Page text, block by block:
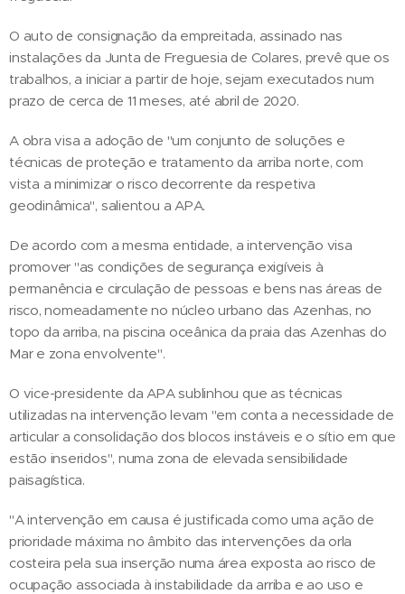
O auto de consignação da empreitada, assinado nas
instalações da Junta de Freguesia de Colares, prevê que os
trabalhos, a iniciar a partir de hoje, sejam executados num
prazo de cerca de 11 meses, até abril de 2020.
A obra visa a adoção de "um conjunto de soluções e
técnicas de proteção e tratamento da arriba norte, com
vista a minimizar o risco decorrente da respetiva
geodinâmica", salientou a APA.
De acordo com a mesma entidade, a intervenção visa
promover "as condições de segurança exigíveis à
permanência e circulação de pessoas e bens nas áreas de
risco, nomeadamente no núcleo urbano das Azenhas, no
topo da arriba, na piscina oceânica da praia das Azenhas do
Mar e zona envolvente".
O vice-presidente da APA sublinhou que as técnicas
utilizadas na intervenção levam "em conta a necessidade de
articular a consolidação dos blocos instáveis e o sítio em que
estão inseridos", numa zona de elevada sensibilidade
paisagística.
"A intervenção em causa é justificada como uma ação de
prioridade máxima no âmbito das intervenções da orla
costeira pela sua inserção numa área exposta ao risco de
ocupação associada à instabilidade da arriba e ao uso e